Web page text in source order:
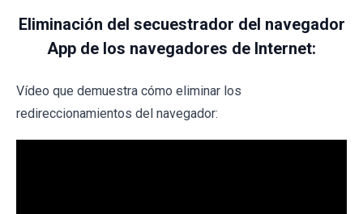
Eliminación del secuestrador del navegador
App de los navegadores de Internet:
Vídeo que demuestra cómo eliminar los
redireccionamientos del navegador: